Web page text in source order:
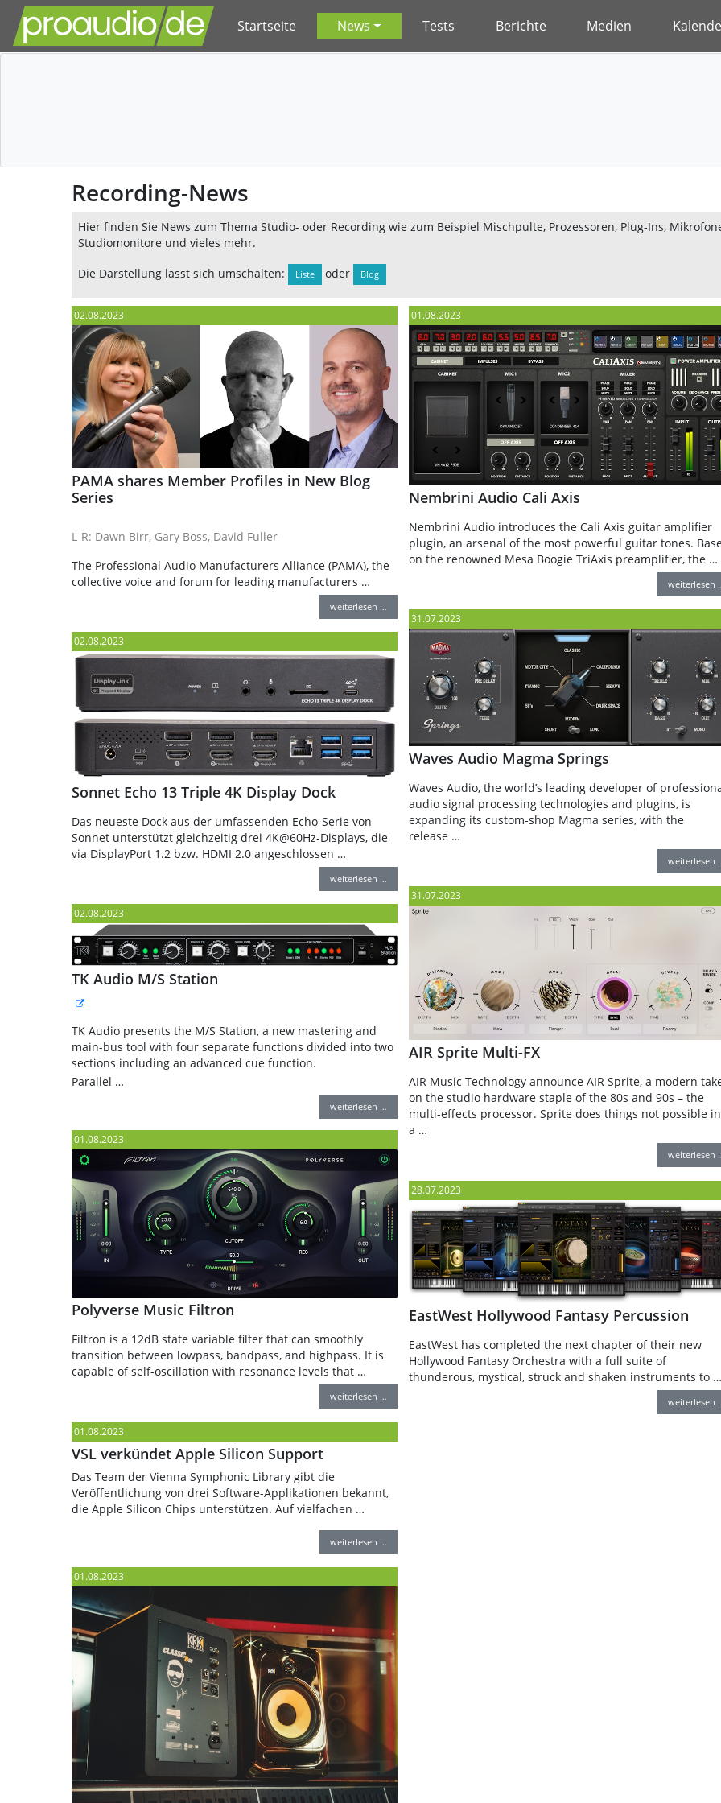
Startseite News Tests Berichte Medien
Recording-News
Hier finden Sie News zum Thema Studio- oder Recording wie zum Beispiel Mischpulte, Prozessoren, Plug-Ins,
Studiomonitore und vieles mehr.
Die Darstellung lässt sich umschalten:
Liste oder Blog
02.08.2023
PAMA shares Member Profiles in New Blog
Series
L-R: Dawn Birr, Gary Boss, David Fuller
The Professional Audio Manufacturers Alliance (PAMA), the
collective voice and forum for leading manufacturers …
weiterlesen …
02.08.2023
Sonnet Echo 13 Triple 4K Display Dock
Das neueste Dock aus der umfassenden Echo-Serie von
Sonnet unterstützt gleichzeitig drei 4K@60Hz-Displays, die
via DisplayPort 1.2 bzw. HDMI 2.0 angeschlossen …
weiterlesen …
02.08.2023
TK Audio M/S Station
TK Audio presents the M/S Station, a new mastering and
main-bus tool with four separate functions divided into two
sections including an advanced cue function.
Parallel …
weiterlesen …
01.08.2023
Polyverse Music Filtron
Filtron is a 12dB state variable filter that can smoothly
transition between lowpass, bandpass, and highpass. It is
capable of self-oscillation with resonance levels that …
weiterlesen …
01.08.2023
VSL verkündet Apple Silicon Support
Das Team der Vienna Symphonic Library gibt die
Veröffentlichung von drei Software-Applikationen bekannt,
die Apple Silicon Chips unterstützen. Auf vielfachen …
weiterlesen …
01.08.2023
01.08.2023
Nembrini Audio Cali Axis
Nembrini Audio introduces the Cali Axis guitar amplifier
plugin, an arsenal of the most powerful guitar tones.
on the renowned Mesa Boogie TriAxis preamplifier, the …
weiterlesen
31.07.2023
Waves Audio Magma Springs
Waves Audio, the world’s leading developer of
audio signal processing technologies and plugins, is
expanding its custom-shop Magma series, with the
release …
weiterlesen
31.07.2023
AIR Sprite Multi-FX
AIR Music Technology announce AIR Sprite, a modern
on the studio hardware staple of the 80s and 90s – the
multi-effects processor. Sprite does things not possible in
a …
weiterlesen
28.07.2023
EastWest Hollywood Fantasy Percussion
EastWest has completed the next chapter of their new
Hollywood Fantasy Orchestra with a full suite of
thunderous, mystical, struck and shaken instruments to …
weiterlesen